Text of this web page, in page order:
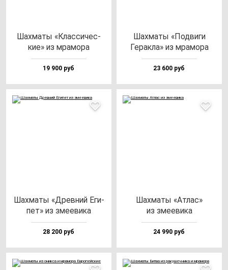
Шах­ма­ты «Клас­си­чес­
кие» из мра­мо­ра
19 900 руб
Шах­ма­ты «Под­ви­ги
Герак­ла» из мра­мо­ра
23 600 руб
Шах­ма­ты «Древ­ний Еги­
пет» из зме­еви­ка
28 200 руб
Шах­ма­ты «Атлас»
из зме­еви­ка
24 990 руб